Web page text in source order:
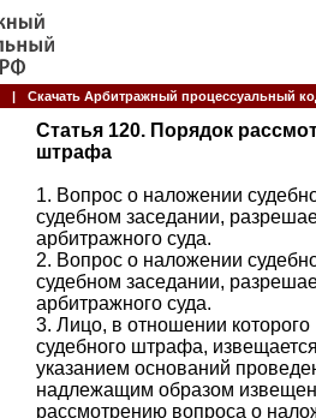
| Скачать Арбитражный процессуальный
Статья 120. Порядок
штрафа
1. Вопрос о наложении
судебном заседании,
арбитражного суда.
2. Вопрос о наложении
судебном заседании,
арбитражного суда.
3. Лицо, в отношении
судебного штрафа,
указанием оснований
надлежащим образом
рассмотрению вопроса о